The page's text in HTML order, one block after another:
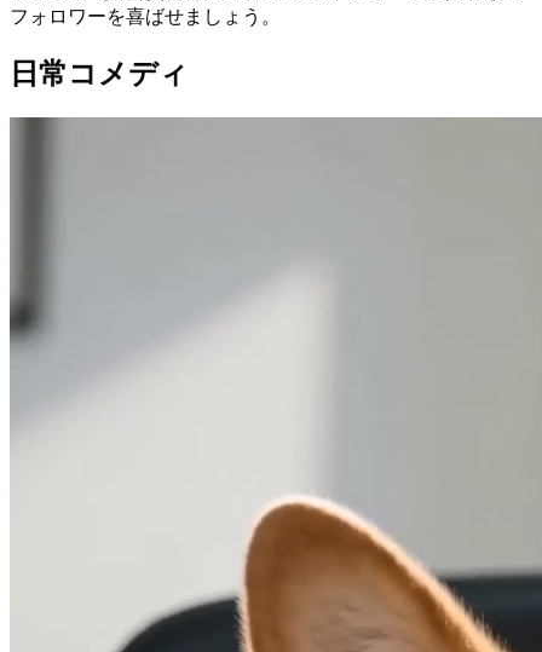
フォロワーを喜ばせましょう。
日常コメディ